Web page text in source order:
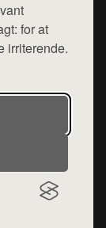
for at
irriterende.
privatlivspolitik
række
fra
side - vi
ikke